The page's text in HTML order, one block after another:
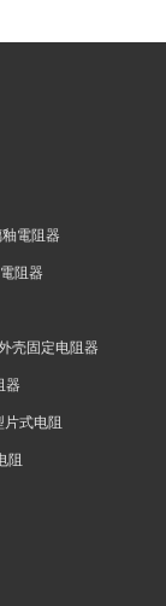
電阻器
阻器
壳固定电阻器
器
式电阻
阻